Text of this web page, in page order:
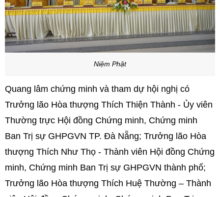
Niệm Phật
Quang lâm chứng minh và tham dự hội nghị có
Trưởng lão Hòa thượng Thích Thiện Thành - Ủy viên
Thường trực Hội đồng Chứng minh, Chứng minh
Ban Trị sự GHPGVN TP. Đà Nẵng; Trưởng lão Hòa
thượng Thích Như Thọ - Thành viên Hội đồng Chứng
minh, Chứng minh Ban Trị sự GHPGVN thành phố;
Trưởng lão Hòa thượng Thích Huệ Thường – Thành